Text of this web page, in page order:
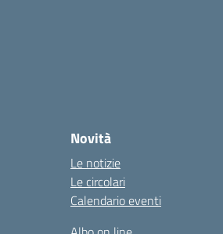
Novità
Le notizie
Le circolari
Calendario eventi